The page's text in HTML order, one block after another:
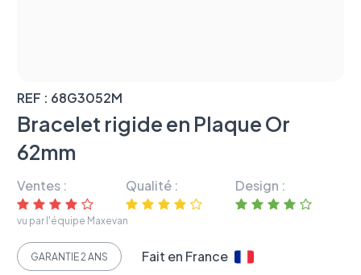
REF : 68G3052M
Bracelet rigide en Plaque Or
62mm
Ventes : Qualité : Design :
vu par l'équipe Maxevan
GARANTIE 2 ANS Fait en France